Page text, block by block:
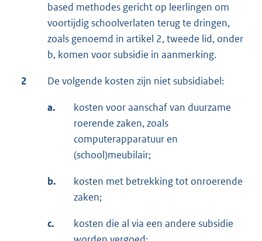
based methodes gericht op leerlingen om
voortijdig schoolverlaten terug te dringen,
zoals genoemd in artikel 2, tweede lid, onder
b, komen voor subsidie in aanmerking.
2 De volgende kosten zijn niet subsidiabel:
a.
kosten voor aanschaf van duurzame
roerende zaken, zoals
computerapparatuur en
(school)meubilair;
b.
kosten met betrekking tot onroerende
zaken;
c.
kosten die al via een andere subsidie